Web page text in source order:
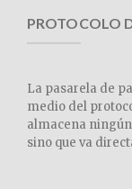
PROTOCOLO
La pasarela de
medio del
almacena
sino que va